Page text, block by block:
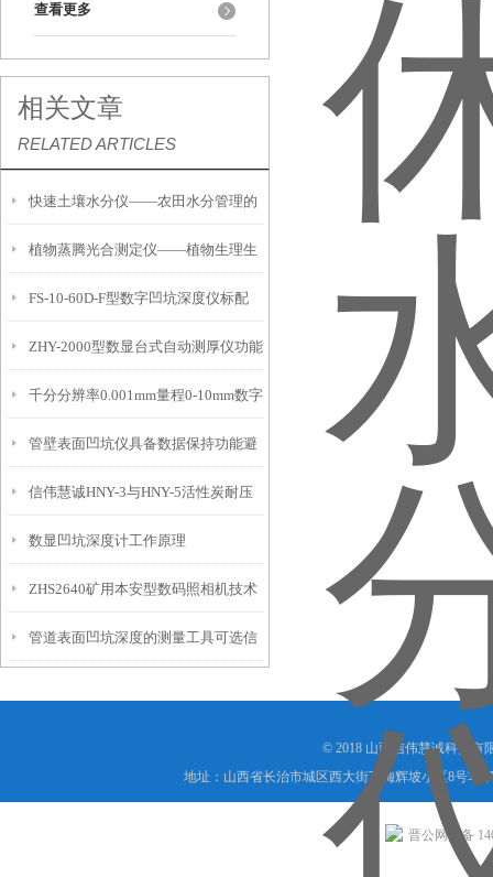
查看更多
相关文章
RELATED ARTICLES
快速土壤水分仪——农田水分管理的
便携式检测工具
植物蒸腾光合测定仪——植物生理生
态的实时监测设备
FS-10-60D-F型数字凹坑深度仪标配
IP54级表头分辨率0.01mm量程
10mm！
ZHY-2000型数显台式自动测厚仪功能
特点
千分分辨率0.001mm量程0-10mm数字
埋头度仪技术参数！
管壁表面凹坑仪具备数据保持功能避
免测试过程中测针移动导致数据变动
信伟慧诚HNY-3与HNY-5活性炭耐压
强度测定仪技术参数！
数显凹坑深度计工作原理
ZHS2640矿用本安型数码照相机技术
参数！
管道表面凹坑深度的测量工具可选信
© 2018 山西信伟慧诚科技有
地址：山西省长治市城区西大街下梅辉坡小区8号写
晋公网安备